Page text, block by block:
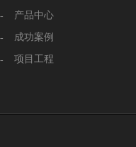
产品中心
成功案例
项目工程